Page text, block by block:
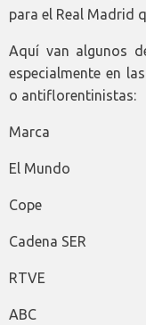
para el Real Madrid
Aquí van algunos
especialmente en
o antiflorentinistas:
Marca
El Mundo
Cope
Cadena SER
RTVE
ABC